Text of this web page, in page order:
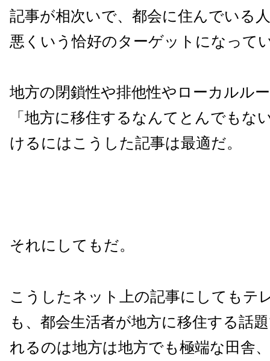
記事が相次いで、都会に住んでいる
悪くいう恰好のターゲットになって
地方の閉鎖性や排他性やローカルル
「地方に移住するなんてとんでもな
けるにはこうした記事は最適だ。
それにしてもだ。
こうしたネット上の記事にしてもテ
も、都会生活者が地方に移住する話
れるのは地方は地方でも極端な田舎